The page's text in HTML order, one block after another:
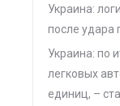
Украина:
после удара
Украина: по
легковых
единиц, –